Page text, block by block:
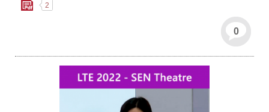
2
0